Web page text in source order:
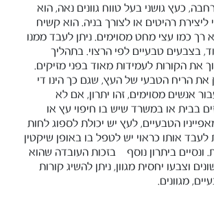
כעץ גושני בעל טווח גוונים נאה, הוא
ליצירת רהיטים או לצורך בניה. הוא קשיח
רך כמו עצי מחט מסוימים. ניתן לעבד ממנו
בצבעים טבעיים לפי הרצוי. בתהליך
את הקורות לעמידות מאוד בפני מזיקים.
את הריח הטבעי של העץ, שגם כך הינו די
אנשים מסוימים, זהו יתרון, אם לא
בבית או במשרד שיש בו חיפוי עץ או
הטבעיים, לעץ יש יכולת לספוג לחות
אותו כראוי יש לטפל בו באופן שיקטין
ביתרון נוסף – בזכות העובדה שהוא
וצבעו יחסית מגוון, ניתן להשיג קורות
מגוונים.